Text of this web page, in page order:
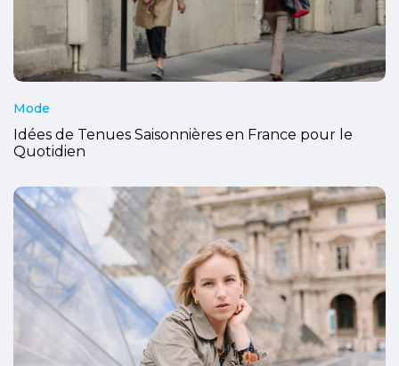
Mode
Idées de Tenues Saisonnières en France pour le
Quotidien